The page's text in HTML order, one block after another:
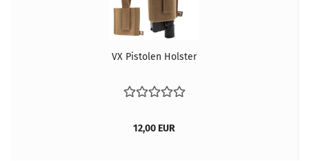
VX Pistolen Holster
12,00 EUR